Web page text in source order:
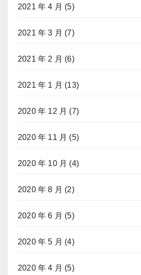
2021 年 4 月 (5)
2021 年 3 月 (7)
2021 年 2 月 (6)
2021 年 1 月 (13)
2020 年 12 月 (7)
2020 年 11 月 (5)
2020 年 10 月 (4)
2020 年 8 月 (2)
2020 年 6 月 (5)
2020 年 5 月 (4)
2020 年 4 月 (5)